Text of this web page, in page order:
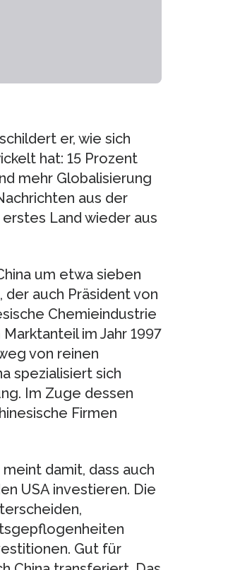
er, wie sich
hat: 15 Prozent
mehr Globalisierung
aus der
erstes Land wieder aus
um etwa sieben
der auch Präsident von
Chemieindustrie
im Jahr 1997
von reinen
spezialisiert sich
Im Zuge dessen
Firmen
meint damit, dass auch
USA investieren. Die
Gut für